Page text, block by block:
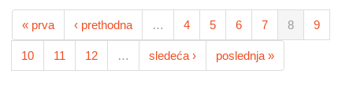
« prva ‹ prethodna … 4 5 6 7 8 9
10 11 12 … sledeća › poslednja »